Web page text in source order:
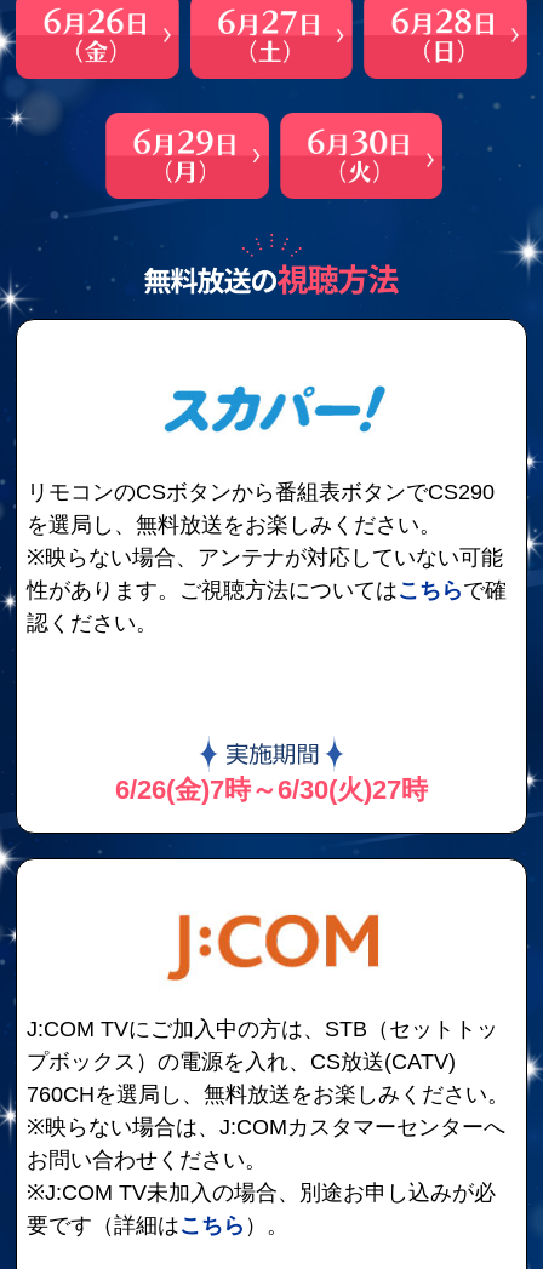
リモコンのCSボタンから番組表ボタンでCS290
を選局し、無料放送をお楽しみください。
※映らない場合、アンテナが対応していない可能
性があります。ご視聴方法についてはこちらで確
認ください。
6/26(金)7時～6/30(火)27時
J:COM TVにご加入中の方は、STB（セットトッ
プボックス）の電源を入れ、CS放送(CATV)
760CHを選局し、無料放送をお楽しみください。
※映らない場合は、J:COMカスタマーセンターへ
お問い合わせください。
※J:COM TV未加入の場合、別途お申し込みが必
要です（詳細はこちら ）。